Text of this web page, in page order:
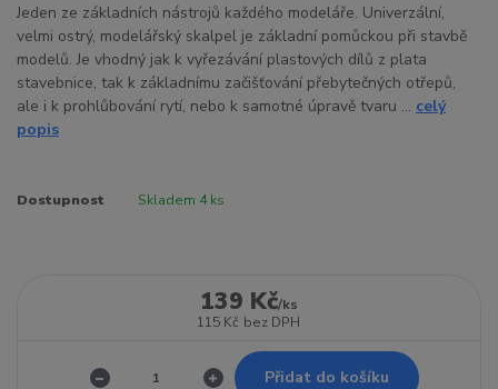
Jeden ze základních nástrojů každého modeláře. Univerzální,
velmi ostrý, modelářský skalpel je základní pomůckou při stavbě
modelů. Je vhodný jak k vyřezávání plastových dílů z plata
stavebnice, tak k základnímu začišťování přebytečných otřepů,
ale i k prohlůbování rytí, nebo k samotné úpravě tvaru ... celý
popis
Dostupnost Skladem 4 ks
139 Kč/ks
115 Kč bez DPH
Přidat do košíku